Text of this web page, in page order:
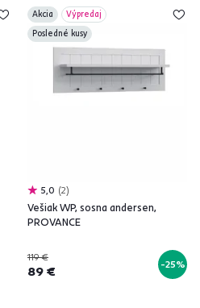
Akcia
Výpredaj
Posledné kusy
5,0 2
Vešiak WP, sosna andersen,
PROVANCE
119 €
89 € -25%